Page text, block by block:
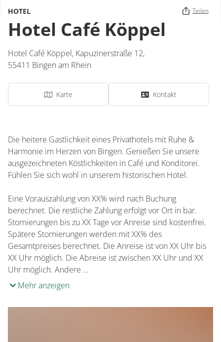
HOTEL Teilen
Hotel Café Köppel
Hotel Café Köppel, Kapuzinerstraße 12,
55411 Bingen am Rhein
Karte Kontakt
Die heitere Gastlichkeit eines Privathotels mit Ruhe &
Harmonie im Herzen von Bingen. Genießen Sie unsere
ausgezeichneten Köstlichkeiten in Café und Konditorei.
Fühlen Sie sich wohl in unserem historischen Hotel.
Eine Vorauszahlung von XX% wird nach Buchung
berechnet. Die restliche Zahlung erfolgt vor Ort in bar.
Stornierungen bis zu XX Tage vor Anreise sind kostenfrei.
Spätere Stornierungen werden mit XX% des
Gesamtpreises berechnet. Die Anreise ist von XX Uhr bis
XX Uhr möglich. Die Abreise ist zwischen XX Uhr und XX
Uhr möglich. Andere …
Mehr anzeigen